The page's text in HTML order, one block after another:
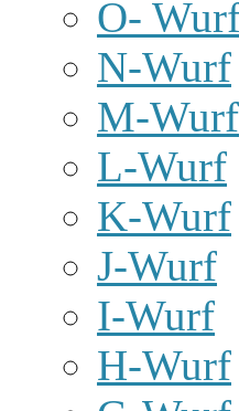
O-
N-Wurf
M-Wurf
L-Wurf
K-Wurf
J-Wurf
I-Wurf
H-Wurf